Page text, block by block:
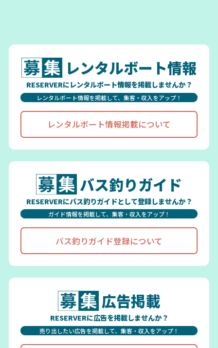
レンタルボート情報
RESERVERにレンタルボート情報を掲載しませんか？
レンタルボート情報を掲載して、集客・収入をアップ！
レンタルボート情報掲載について
バス釣りガイド
RESERVERにバス釣りガイドとして登録しませんか？
ガイド情報を掲載して、集客・収入をアップ！
バス釣りガイド登録について
広告掲載
RESERVERに広告を掲載しませんか？
売り出したい広告を掲載して、集客・収入をアップ！